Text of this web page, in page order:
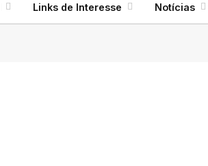
Links de Interesse Notícias